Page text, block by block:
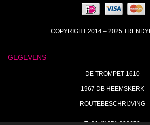
COPYRIGHT 2014 – 2025
GEGEVENS
DE TROMPET 1610
1967 DB HEEMSKERK
ROUTEBESCHRIJVING